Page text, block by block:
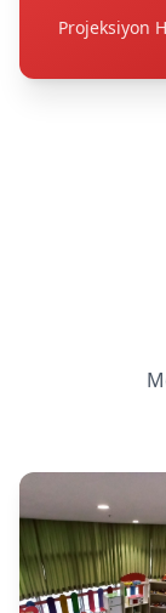
Projeksiyon